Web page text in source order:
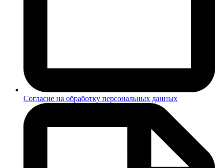
Согласие на обработку персональных данных